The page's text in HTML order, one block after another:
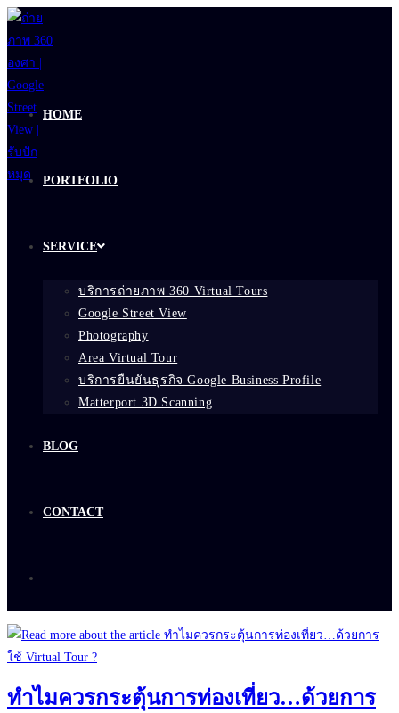
Skip
to
content
HOME
PORTFOLIO
SERVICE
บริการถ่ายภาพ 360 Virtual Tours
Google Street View
Photography
Area Virtual Tour
บริการยืนยันธุรกิจ Google Business Profile
Matterport 3D Scanning
BLOG
CONTACT
ทำไมควรกระตุ้นการท่องเที่ยว…ด้วยการ